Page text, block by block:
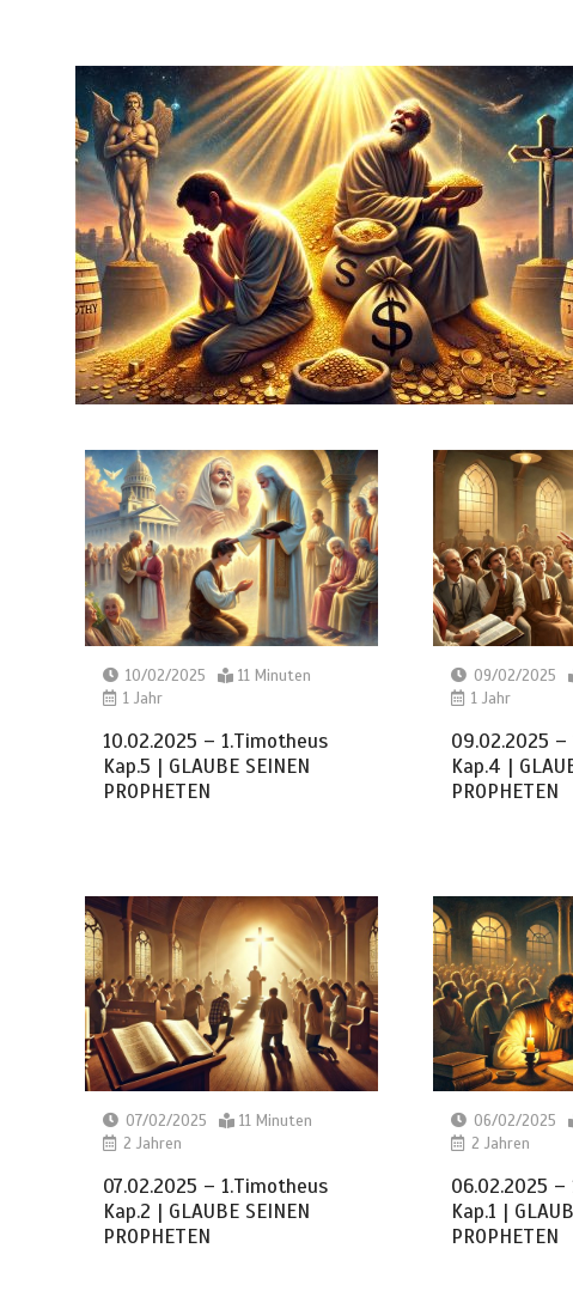
10/02/2025
11 Minuten
1 Jahr
10.02.2025 – 1.Timotheus
Kap.5 | GLAUBE SEINEN
PROPHETEN
09/02/2025
1 Jahr
09.02.2025 –
Kap.4 |
PROPHETEN
07/02/2025
11 Minuten
2 Jahren
07.02.2025 – 1.Timotheus
Kap.2 | GLAUBE SEINEN
PROPHETEN
06/02/2025
2 Jahren
06.02.2025 –
Kap.1 |
PROPHETEN